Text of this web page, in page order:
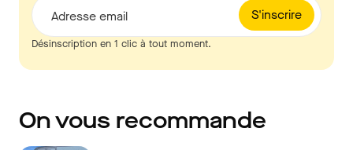
S'inscrire
Adresse email
Désinscription en 1 clic à tout moment.
On vous recommande